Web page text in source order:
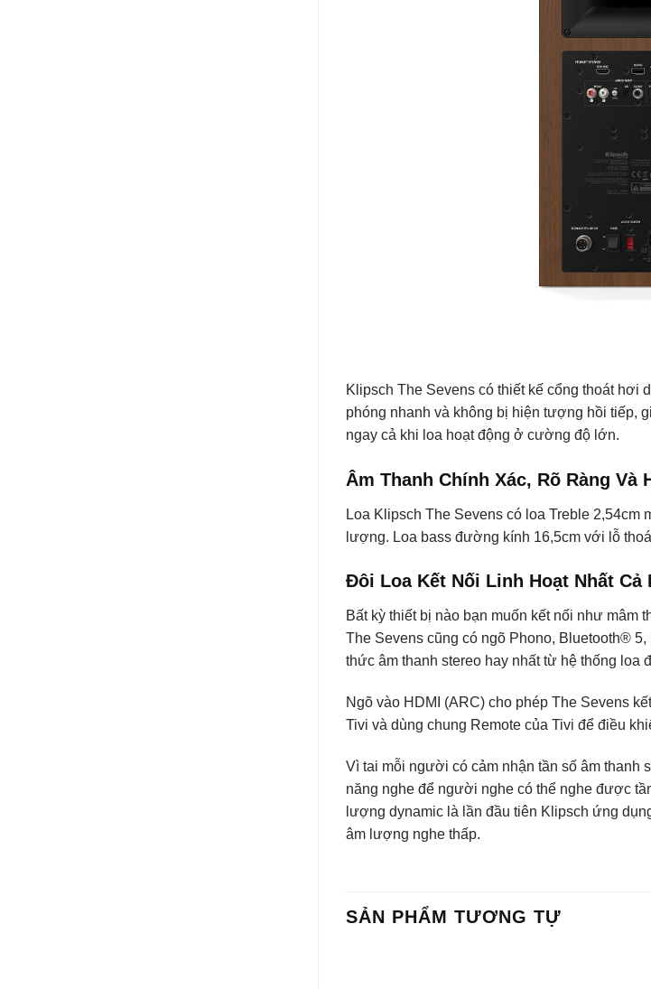
Klipsch The Sevens có thiết kế cổng thoát hơi
phóng nhanh và không bị hiện tượng hồi tiếp,
ngay cả khi loa hoạt động ở cường độ lớn.
Âm Thanh Chính Xác, Rõ Ràng Và
Loa Klipsch The Sevens có loa Treble 2,54cm
lượng. Loa bass đường kính 16,5cm với lỗ
Đôi Loa Kết Nối Linh Hoạt Nhất Cả
Bất kỳ thiết bị nào bạn muốn kết nối như mâm
The Sevens cũng có ngõ Phono, Bluetooth®
thức âm thanh stereo hay nhất từ hệ thống loa
Ngõ vào HDMI (ARC) cho phép The Sevens
Tivi và dùng chung Remote của Tivi để điều
Vì tai mỗi người có cảm nhận tần số âm
năng nghe để người nghe có thể nghe được
lượng dynamic là lần đầu tiên Klipsch ứng
âm lượng nghe thấp.
SẢN PHẨM TƯƠNG TỰ